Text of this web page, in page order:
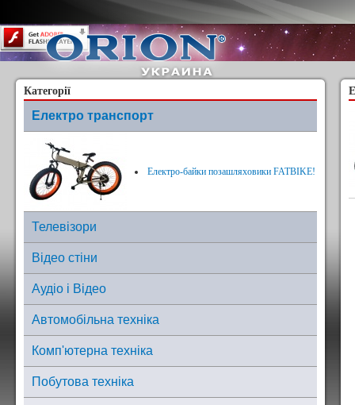
Content on this page requires a newer version of Adobe Flash Player.
Категорії
Електро транспорт
Електро-байки позашляховики FATBIKE!
Телевізори
Відео стіни
Аудіо і Відео
Автомобільна техніка
Комп'ютерна техніка
Побутова техніка